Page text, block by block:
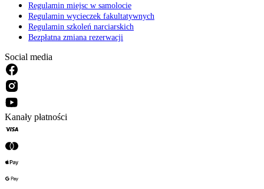
Regulamin miejsc w samolocie
Regulamin wycieczek fakultatywnych
Regulamin szkoleń narciarskich
Bezpłatna zmiana rezerwacji
Social media
Kanały płatności